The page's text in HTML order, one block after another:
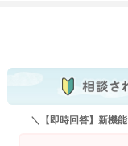
＼【即時回答】新機